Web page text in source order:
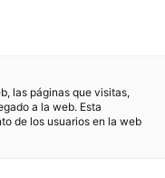
/
las páginas que visitas,
a la web. Esta
de los usuarios en la web